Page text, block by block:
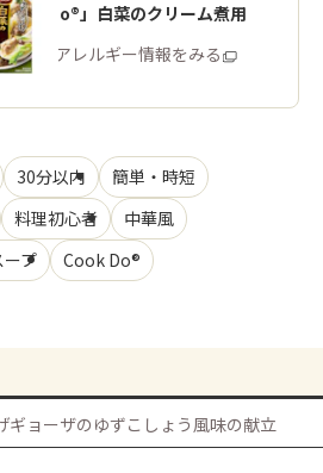
Do®」白菜のクリーム煮用
商品・アレルギー情報をみる
30分以内
簡単・時短
料理初心者
中華風
プ
Cook Do®
ギョーザのゆずこしょう風味の献立